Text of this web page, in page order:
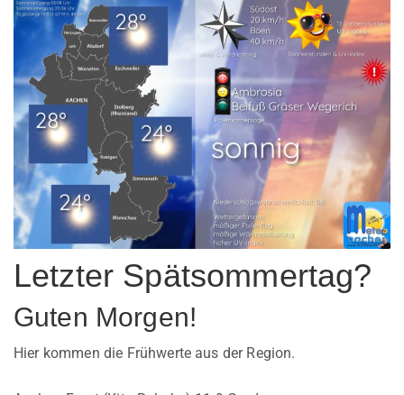
Letzter Spätsommertag?
Guten Morgen!
Hier kommen die Frühwerte aus der Region.